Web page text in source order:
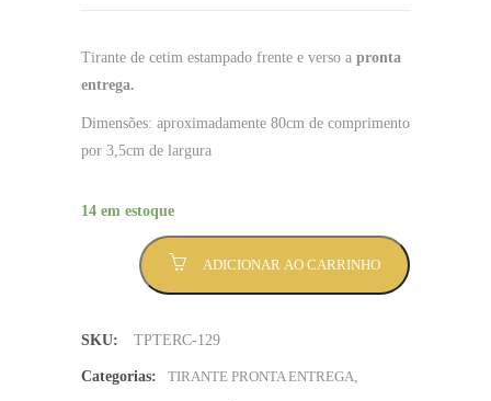
Tirante de cetim estampado frente e verso a pronta
entrega.
Dimensões: aproximadamente 80cm de comprimento
por 3,5cm de largura
14 em estoque
vestibular
me
ADICIONAR AO CARRINHO
SKU: TPTERC-129
Categorias: TIRANTE PRONTA ENTREGA